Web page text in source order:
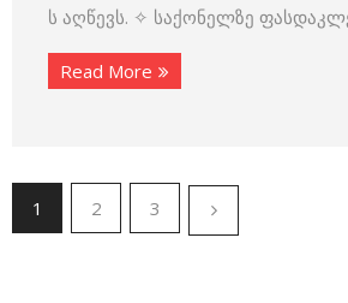
ს აღწევს. ✧ საქონელზე
Read More
1 2 3